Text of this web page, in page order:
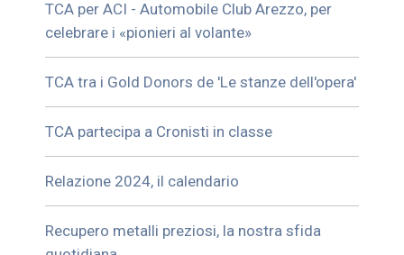
TCA per ACI - Automobile Club Arezzo, per
celebrare i «pionieri al volante»
TCA tra i Gold Donors de 'Le stanze dell'opera'
TCA partecipa a Cronisti in classe
Relazione 2024, il calendario
Recupero metalli preziosi, la nostra sfida